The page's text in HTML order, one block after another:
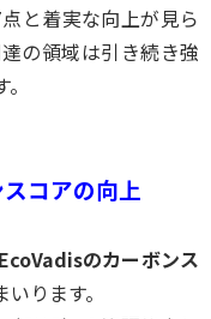
と着実な向上が見ら
の領域は引き続き強
コアの向上
EcoVadisのカーボンス
ります。